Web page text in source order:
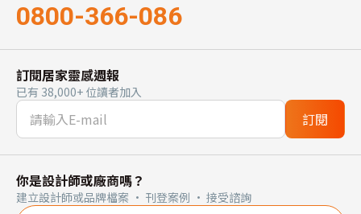
0800-366-086
訂閱居家靈感週報
已有 38,000+ 位讀者加入
訂閱
你是設計師或廠商嗎？
建立設計師或品牌檔案 · 刊登案例 · 接受諮詢